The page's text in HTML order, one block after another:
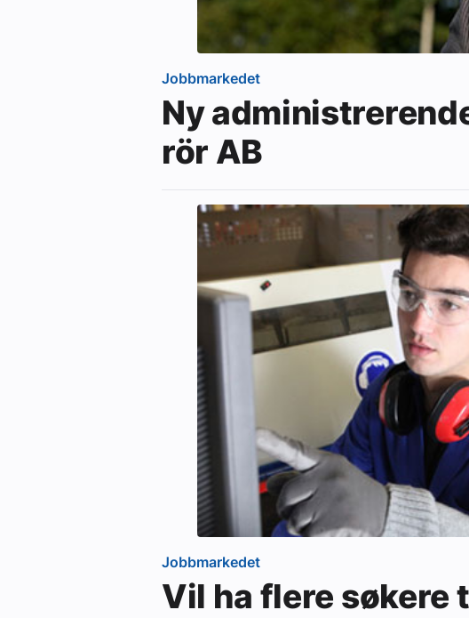
Jobbmarkedet
Ny
rör AB
Jobbmarkedet
Vil ha flere søkere